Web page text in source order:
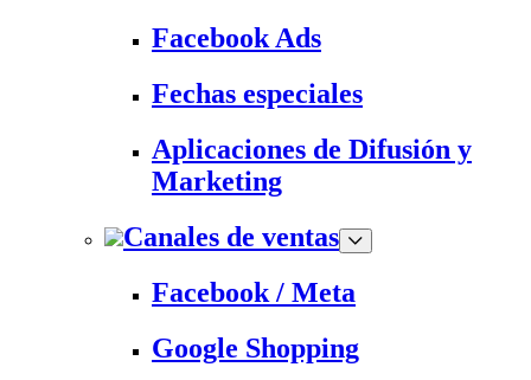
Facebook Ads
Fechas especiales
Aplicaciones de Difusión y
Marketing
Canales de ventas
Facebook / Meta
Google Shopping